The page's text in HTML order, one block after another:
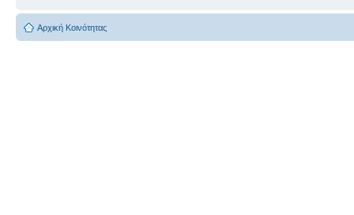
Αρχική Κοινότητας